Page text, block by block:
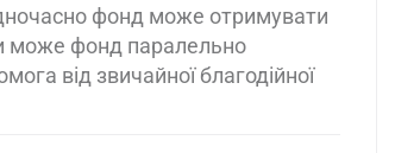
фонд може отримувати
може фонд паралельно
від звичайної благодійної